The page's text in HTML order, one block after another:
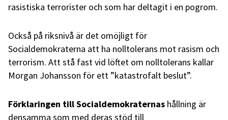
rasistiska terrorister och som har deltagit i en pogrom.
Också på riksnivå är det omöjligt för
Socialdemokraterna att ha nolltolerans mot rasism och
terrorism. Att stå fast vid löftet om nolltolerans kallar
Morgan Johansson för ett ”katastrofalt beslut”.
Förklaringen till Socialdemokraternas hållning är
densamma som med deras stöd till